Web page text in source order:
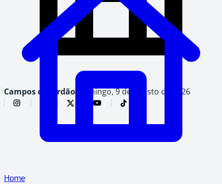
Campos do Jordão, domingo, 9 de agosto de 2026
Home